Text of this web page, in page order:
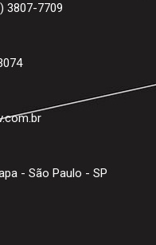
3807-7709
- São Paulo - SP